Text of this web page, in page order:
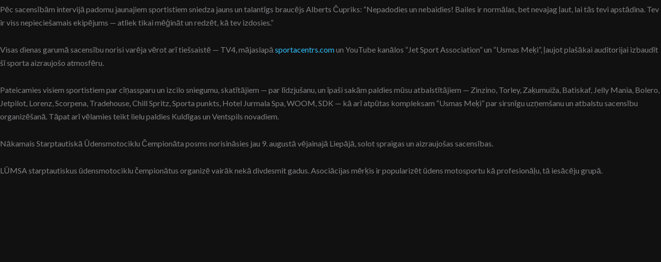
Pēc sacensībām intervijā padomu jaunajiem sportistiem sniedza jauns un talantīgs braucējs Alberts Čupriks: “Nepadodies un nebaidies! Bailes ir normālas, bet nevajag ļaut, lai tās tevi apstādina. Tev
ir viss nepieciešamais ekipējums — atliek tikai mēģināt un redzēt, kā tev izdosies.”
Visas dienas garumā sacensību norisi varēja vērot arī tiešsaistē — TV4, mājaslapā sportacentrs.comun YouTube kanālos “Jet Sport Association” un “Usmas Meķi”, ļaujot plašākai auditorijai izbaudīt
šī sporta aizraujošo atmosfēru.
Pateicamies visiem sportistiem par cīņassparu un izcilo sniegumu, skatītājiem — par līdzjušanu, un īpaši sakām paldies mūsu atbalstītājiem — Zinzino, Torley, Zaķumuiža, Batiskaf, Jelly Mania, Bolero,
Jetpilot, Lorenz, Scorpena, Tradehouse, Chill Spritz, Sporta punkts, Hotel Jurmala Spa, WOOM, SDK — kā arī atpūtas kompleksam “Usmas Meķi” par sirsnīgu uzņemšanu un atbalstu sacensību
organizēšanā. Tāpat arī vēlamies teikt lielu paldies Kuldīgas un Ventspils novadiem.
Nākamais Starptautiskā Ūdensmotociklu Čempionāta posms norisināsies jau 9. augustā vējainajā Liepājā, solot spraigas un aizraujošas sacensības.
LŪMSA starptautiskus ūdensmotociklu čempionātus organizē vairāk nekā divdesmit gadus. Asociācijas mērķis ir popularizēt ūdens motosportu kā profesionāļu, tā iesācēju grupā.